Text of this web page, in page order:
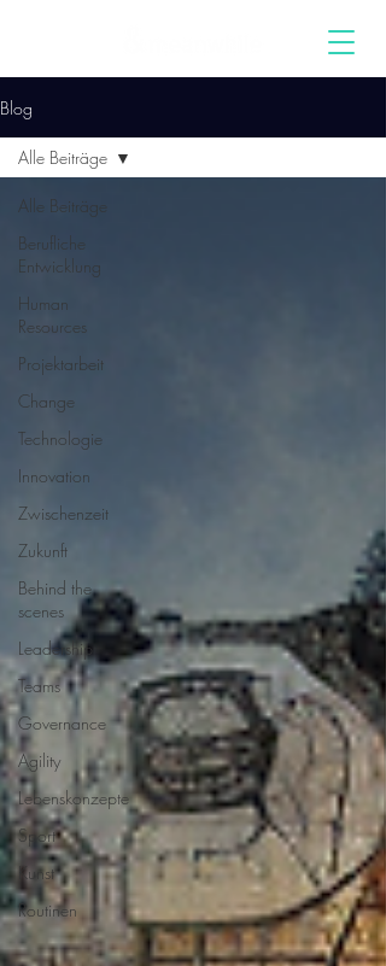
Blog
Alle Beiträge
Berufliche
Entwicklung
Human
Resources
Projektarbeit
Change
Technologie
Innovation
Zwischenzeit
Zukunft
Behind the
scenes
Leadership
Teams
Governance
Agility
Lebenskonzepte
Sport
Kunst
Routinen
Alle Beiträge